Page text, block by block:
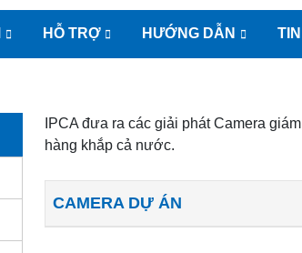
HỖ TRỢ HƯỚNG DẪN
IPCA đưa ra các giải phát Camera
hàng khắp cả nước.
CAMERA DỰ ÁN